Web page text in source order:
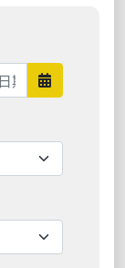
束 日期範圍